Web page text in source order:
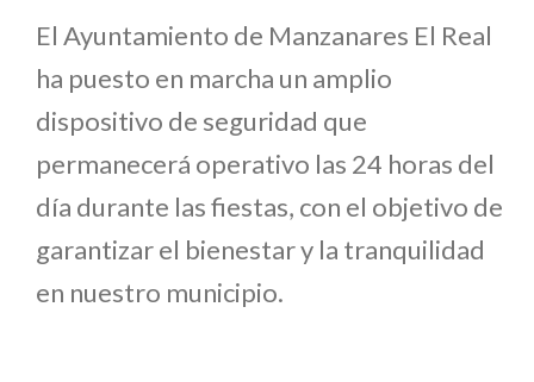
El Ayuntamiento de Manzanares El Real
ha puesto en marcha un amplio
dispositivo de seguridad que
permanecerá operativo las 24 horas del
día durante las fiestas, con el objetivo de
garantizar el bienestar y la tranquilidad
en nuestro municipio.